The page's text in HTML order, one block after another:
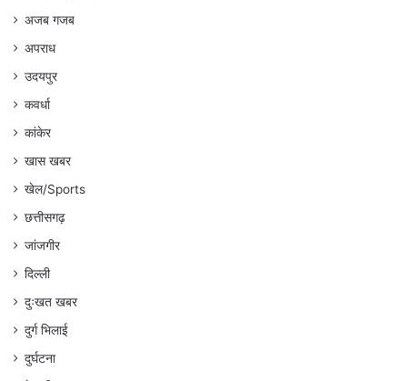
अजब गजब
अपराध
उदयपुर
कवर्धा
कांकेर
खास खबर
खेल/Sports
छत्तीसगढ़
जांजगीर
दिल्ली
दुःखत खबर
दुर्ग भिलाई
दुर्घटना